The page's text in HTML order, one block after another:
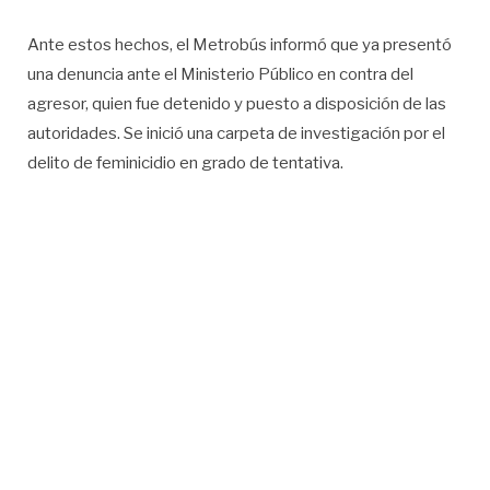
Ante estos hechos, el Metrobús informó que ya presentó
una denuncia ante el Ministerio Público en contra del
agresor, quien fue detenido y puesto a disposición de las
autoridades. Se inició una carpeta de investigación por el
delito de feminicidio en grado de tentativa.